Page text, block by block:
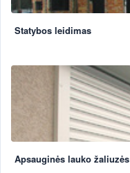
Statybos leidimas
Apsauginės lauko žaliuzės